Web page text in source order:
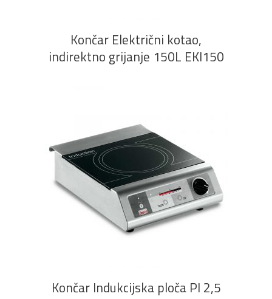
Končar Električni kotao,
indirektno grijanje 150L EKI150
PROČITAJ VIŠE
Končar Indukcijska ploča PI 2,5